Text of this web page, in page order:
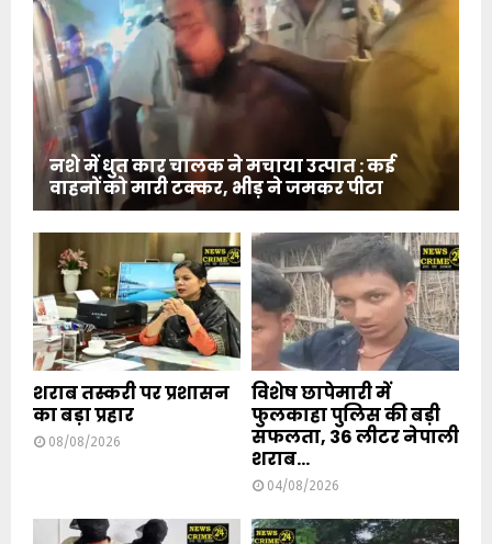
नशे में धुत कार चालक ने मचाया उत्पात : कई
वाहनों को मारी टक्कर, भीड़ ने जमकर पीटा
शराब तस्करी पर प्रशासन
का बड़ा प्रहार
08/08/2026
विशेष छापेमारी में
फुलकाहा पुलिस की बड़ी
सफलता, 36 लीटर नेपाली
शराब...
04/08/2026